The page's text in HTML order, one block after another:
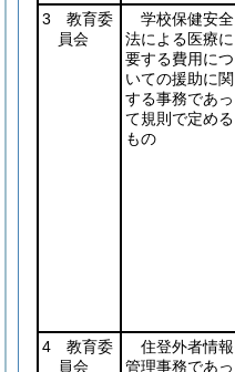
3 教育委
員会
学校保健安全
法による医療に
要する費用につ
いての援助に関
する事務であっ
て規則で定める
もの
4 教育委
員会
住登外者情報
管理事務であっ